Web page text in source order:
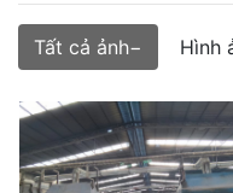
Tất cả ảnh Hình